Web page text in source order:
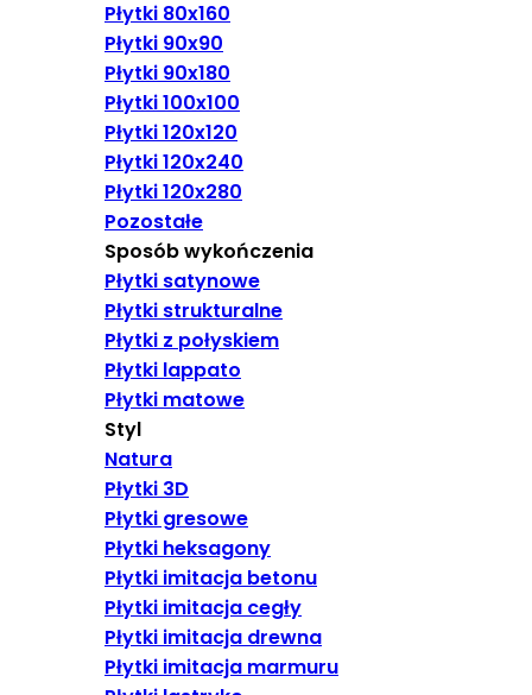
Płytki 80x160
Płytki 90x90
Płytki 90x180
Płytki 100x100
Płytki 120x120
Płytki 120x240
Płytki 120x280
Pozostałe
Sposób wykończenia
Płytki satynowe
Płytki strukturalne
Płytki z połyskiem
Płytki lappato
Płytki matowe
Styl
Natura
Płytki 3D
Płytki gresowe
Płytki heksagony
Płytki imitacja betonu
Płytki imitacja cegły
Płytki imitacja drewna
Płytki imitacja marmuru